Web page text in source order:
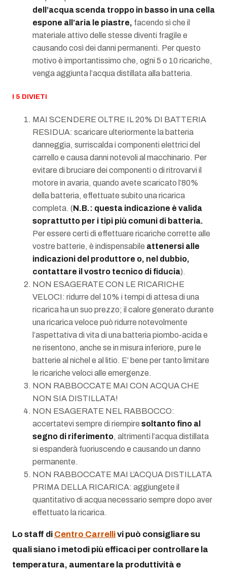
dell’acqua scenda troppo in basso in una cella
espone all’aria le piastre, facendo sì che il
materiale attivo delle stesse diventi fragile e
causando così dei danni permanenti. Per questo
motivo è importantissimo che, ogni 5 o 10 ricariche,
venga aggiunta l’acqua distillata alla batteria.
I 5 DIVIETI
MAI SCENDERE OLTRE IL 20% DI BATTERIA
RESIDUA: scaricare ulteriormente la batteria
danneggia, surriscalda i componenti elettrici del
carrello e causa danni notevoli al macchinario. Per
evitare di bruciare dei componenti o di ritrovarvi il
motore in avaria, quando avete scaricato l’80%
della batteria, effettuate subito una ricarica
completa. (N.B.: questa indicazione è valida
soprattutto per i tipi più comuni di batteria.
Per essere certi di effettuare ricariche corrette alle
vostre batterie, è indispensabile attenersi alle
indicazioni del produttore o, nel dubbio,
contattare il vostro tecnico di fiducia).
NON ESAGERATE CON LE RICARICHE
VELOCI: ridurre del 10% i tempi di attesa di una
ricarica ha un suo prezzo; il calore generato durante
una ricarica veloce può ridurre notevolmente
l’aspettativa di vita di una batteria piombo-acida e
ne risentono, anche se in misura inferiore, pure le
batterie al nichel e al litio. E’ bene per tanto limitare
le ricariche veloci alle emergenze.
NON RABBOCCATE MAI CON ACQUA CHE
NON SIA DISTILLATA!
NON ESAGERATE NEL RABBOCCO:
accertatevi sempre di riempire soltanto fino al
segno di riferimento, altrimenti l’acqua distillata
si espanderà fuoriuscendo e causando un danno
permanente.
NON RABBOCCATE MAI L’ACQUA DISTILLATA
PRIMA DELLA RICARICA: aggiungete il
quantitativo di acqua necessario sempre dopo aver
effettuato la ricarica.
Lo staff di Centro Carrellivi può consigliare su
quali siano i metodi più efficaci per controllare la
temperatura, aumentare la produttività e